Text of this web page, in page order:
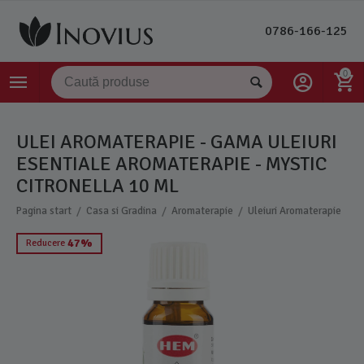
0786-166-125
0
ULEI AROMATERAPIE - GAMA ULEIURI
ESENTIALE AROMATERAPIE - MYSTIC
CITRONELLA 10 ML
Pagina start / Casa si Gradina / Aromaterapie / Uleiuri Aromaterapie
Reducere 47%